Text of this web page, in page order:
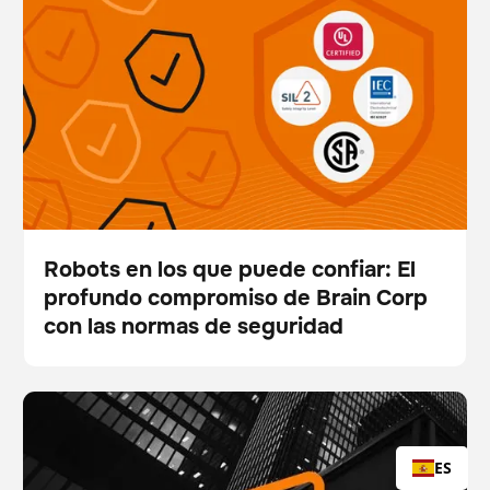
compromiso de Brain Corp con las normas de
seguridad
Blog
Robots en los que puede confiar: El
profundo compromiso de Brain Corp
con las normas de seguridad
Brain Corp asciende a John Black a Director de
Tecnología y contrata a la Dra. Kavitha Velusamy
como Vicepresidenta Senior de Software e IA
BrainOS
Gestión de existencias
ES